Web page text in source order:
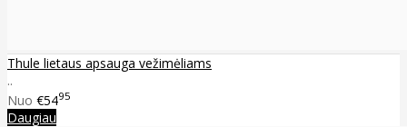
Thule lietaus apsauga vežimėliams
..
Nuo €5495
Daugiau